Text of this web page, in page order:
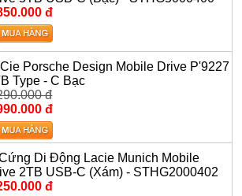
đ
Porsche Design Mobile Drive P'9227
Type - C Bạc
đ
đ
Di Động Lacie Munich Mobile
2TB USB-C (Xám) - STHG2000402
đ